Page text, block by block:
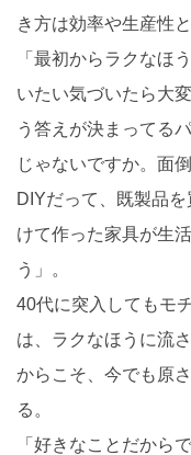
き方は効率や生産性
「最初からラクな
いたい気づいたら大
う答えが決まってる
じゃないですか。面
DIYだって、既製品
けて作った家具が生
う」。
40代に突入してもモ
は、ラクなほうに流
からこそ、今でも原
る。
「好きなことだから